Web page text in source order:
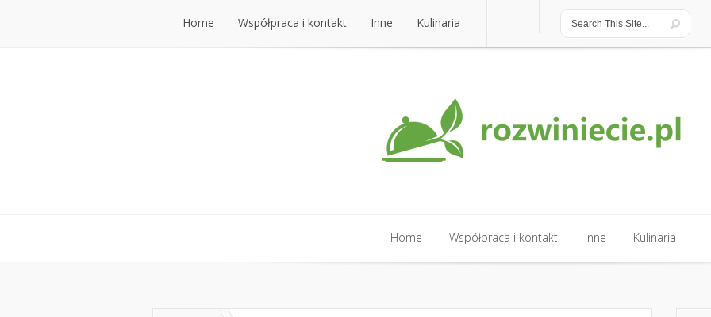
Home Współpraca i kontakt Inne Kulinaria
Home Współpraca i kontakt Inne Kulinaria